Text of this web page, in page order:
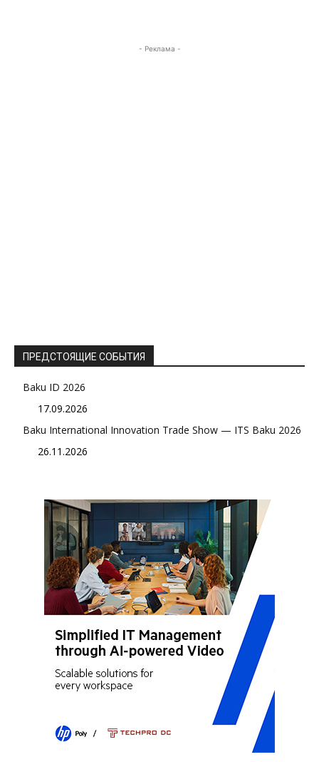
- Реклама -
ПРЕДСТОЯЩИЕ СОБЫТИЯ
Baku ID 2026
17.09.2026
Baku International Innovation Trade Show — ITS Baku 2026
26.11.2026